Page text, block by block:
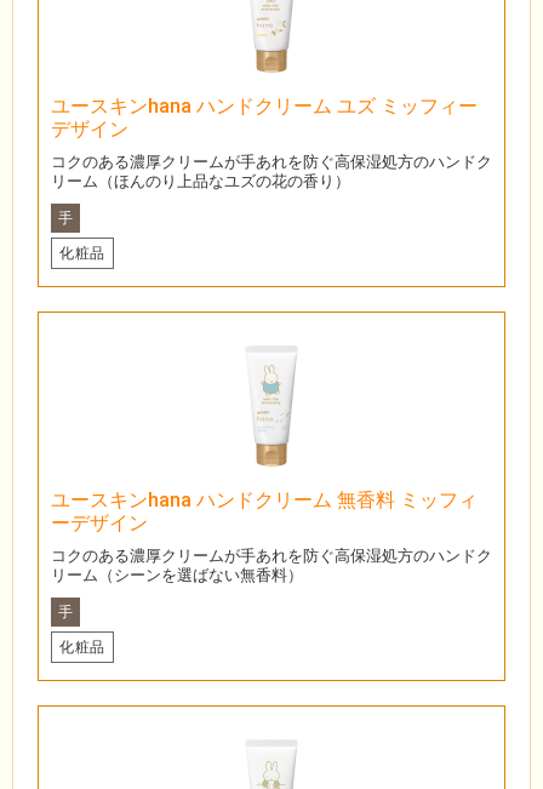
ユースキンhana ハンドクリーム ユズ ミッフィー
デザイン
コクのある濃厚クリームが手あれを防ぐ高保湿処方のハンドク
リーム（ほんのり上品なユズの花の香り）
手
化粧品
ユースキンhana ハンドクリーム 無香料 ミッフィ
ーデザイン
コクのある濃厚クリームが手あれを防ぐ高保湿処方のハンドク
リーム（シーンを選ばない無香料）
手
化粧品